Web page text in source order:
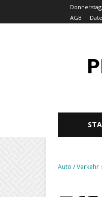
AGB
Auto / Verkehr